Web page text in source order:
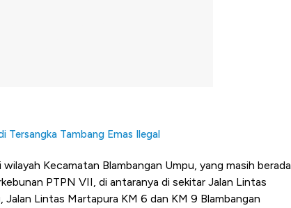
Tersangka Tambang Emas Ilegal
Kecamatan Blambangan Umpu, yang masih berada
PTPN VII, di antaranya di sekitar Jalan Lintas
Lintas Martapura KM 6 dan KM 9 Blambangan